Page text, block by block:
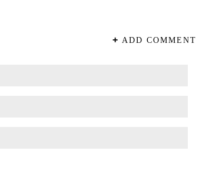
+ ADD COMMENT